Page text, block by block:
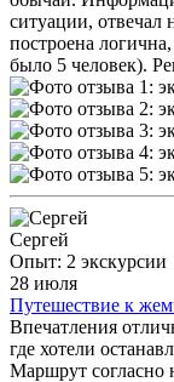
Сталина — она не
объект с
по согласованию
честность: да,
совместить
готов к долгим
дикая природа и
выбирать
глубже. Ещё раз
нам стать точнее в
других наших
учётом ваших
ситуации,
построена
было 5 человек).
Сергей
Опыт: 2 экскурсии
28 июля
Путешествие к
Впечатления
где хотели
Маршрут